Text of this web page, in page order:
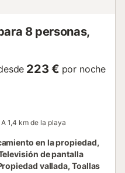
8 personas,
223 € por noche
A 1,4 km de la playa
en la propiedad,
de pantalla
vallada, Toallas